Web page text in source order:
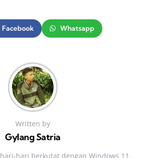
Facebook Whatsapp
Written by
Gylang Satria
berkutat dengan Windows 11,